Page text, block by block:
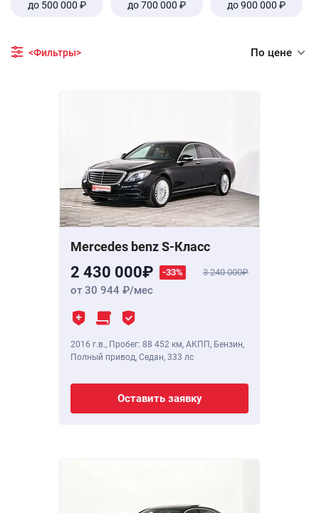
до 500 000 ₽ до 700 000 ₽ до 900 000 ₽
<Фильтры> По цене
Mercedes benz S-Класс
2 430 000 -33% 3 240 000
от 30 944 /мес
2016 г.в., Пробег: 88 452 км, АКПП, Бензин,
Полный привод, Седан, 333 лс
Оставить заявку